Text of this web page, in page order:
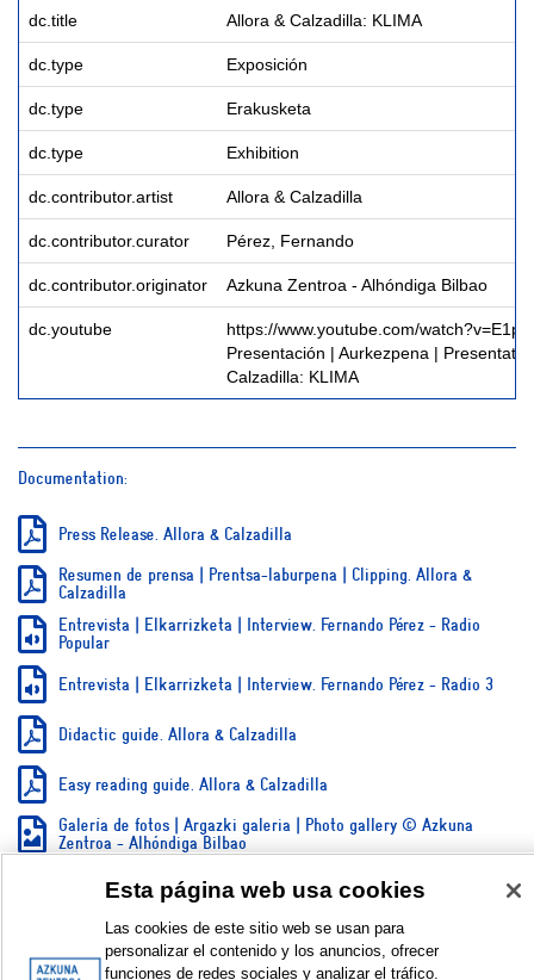
dc.title Allora & Calzadilla: KLIMA
dc.type Exposición
dc.type Erakusketa
dc.type Exhibition
dc.contributor.artist Allora & Calzadilla
dc.contributor.curator Pérez, Fernando
dc.contributor.originator Azkuna Zentroa - Alhóndiga Bilbao
dc.youtube
https://www.youtube.com/
Presentación | Aurkezpena |
Calzadilla: KLIMA
Documentation:
Press Release. Allora & Calzadilla
Resumen de prensa | Prentsa-laburpena | Clipping. Allora &
Calzadilla
Entrevista | Elkarrizketa | Interview. Fernando Pérez - Radio
Popular
Entrevista | Elkarrizketa | Interview. Fernando Pérez - Radio 3
Didactic guide. Allora & Calzadilla
Easy reading guide. Allora & Calzadilla
Galería de fotos | Argazki galeria | Photo gallery © Azkuna
Zentroa - Alhóndiga Bilbao
Alhóndiga Bilbao
SHOW SIMPLE ITEM RECORD
Esta página web usa cookies
Las cookies de este sitio web se usan para
personalizar el contenido y los anuncios, ofrecer
funciones de redes sociales y analizar el tráfico.